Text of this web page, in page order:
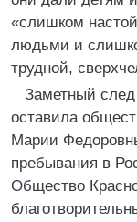
«слишком
людьми и
трудной,
Заметный
оставила
Марии
пребывания в
Общество